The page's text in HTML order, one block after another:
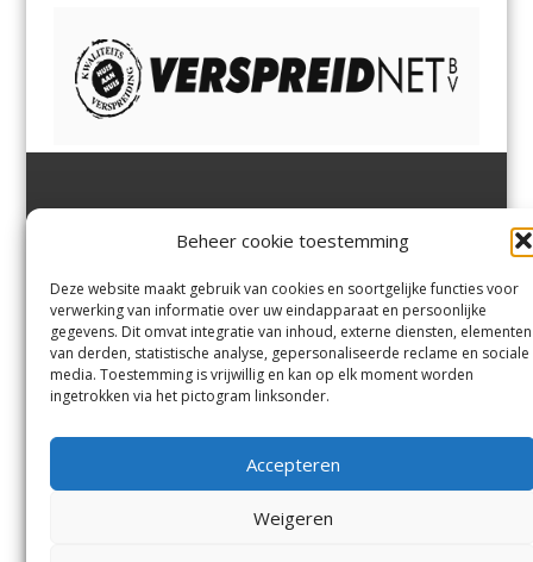
Beheer cookie toestemming
Deze website maakt gebruik van cookies en soortgelijke functies voor
verwerking van informatie over uw eindapparaat en persoonlijke
gegevens. Dit omvat integratie van inhoud, externe diensten, elementen
van derden, statistische analyse, gepersonaliseerde reclame en sociale
media. Toestemming is vrijwillig en kan op elk moment worden
ingetrokken via het pictogram linksonder.
Accepteren
Weigeren
Margadantstraat 34
0255-533900
info@jutter.nlofinfo@hofgee
st.nl
Velserbroek,Velsen-Zuid,
Zuid,Driehuisen
Spaarnwoude.
Contact
Andere uitgaven
Voorwaarden